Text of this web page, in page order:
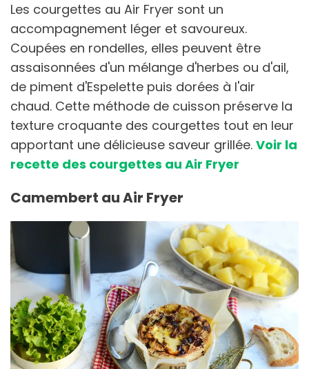
Les courgettes au Air Fryer sont un
accompagnement léger et savoureux.
Coupées en rondelles, elles peuvent être
assaisonnées d'un mélange d'herbes ou d'ail,
de piment d'Espelette puis dorées à l'air
chaud. Cette méthode de cuisson préserve la
texture croquante des courgettes tout en leur
apportant une délicieuse saveur grillée. Voir la
recette des courgettes au Air Fryer
Camembert au Air Fryer